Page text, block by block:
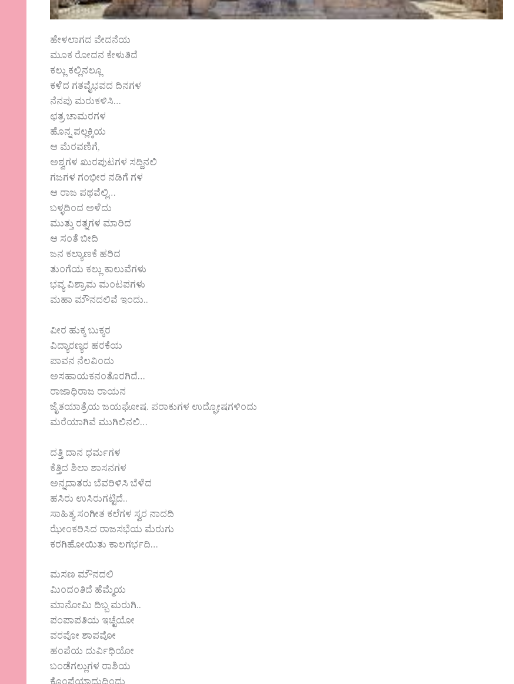
ಹೇಳಲಾಗದ ವೇದನೆಯ
ಮೂಕ ರೋದನ ಕೇಳುತಿದೆ
ಕಲ್ಲು ಕಲ್ಲಿನಲ್ಲೂ
ಕಳೆದ ಗತವೈಭವದ ದಿನಗಳ
ನೆನಪು ಮರುಕಳಿಸಿ…
ಛತ್ರ ಚಾಮರಗಳ
ಹೊನ್ನ ಪಲ್ಲಕ್ಕಿಯ
ಆ ಮೆರವಣಿಗೆ,
ಅಶ್ವಗಳ ಖುರಪುಟಗಳ ಸದ್ದಿನಲಿ
ಗಜಗಳ ಗಂಭೀರ ನಡಿಗೆ ಗಳ
ಆ ರಾಜ ಪಥವೆಲ್ಲಿ…
ಬಳ್ಳದಿಂದ ಅಳೆದು
ಮುತ್ತು ರತ್ನಗಳ ಮಾರಿದ
ಆ ಸಂತೆ ಬೀದಿ
ಜನ ಕಲ್ಯಾಣಕೆ ಹರಿದ
ತುಂಗೆಯ ಕಲ್ಲು ಕಾಲುವೆಗಳು
ಭವ್ಯ ವಿಶ್ರಾಮ ಮಂಟಪಗಳು
ಮಹಾ ಮೌನದಲಿವೆ ಇಂದು..
ವೀರ ಹುಕ್ಕ ಬುಕ್ಕರ
ವಿದ್ಯಾರಣ್ಯರ ಹರಕೆಯ
ಪಾವನ ನೆಲವಿಂದು
ಅಸಹಾಯಕನಂತೊರಗಿದೆ…
ರಾಜಾಧಿರಾಜ ರಾಯನ
ಜೈತಯಾತ್ರೆಯ ಜಯಘೋಷ. ಪರಾಕುಗಳ ಉದ್ಘೋಷಗಳಿಂದು
ಮರೆಯಾಗಿವೆ ಮುಗಿಲಿನಲಿ…
ದತ್ತಿ ದಾನ ಧರ್ಮಗಳ
ಕೆತ್ತಿದ ಶಿಲಾ ಶಾಸನಗಳ
ಅನ್ನದಾತರು ಬೆವರಿಳಿಸಿ ಬೆಳೆದ
ಹಸಿರು ಉಸಿರುಗಟ್ಟಿದೆ..
ಸಾಹಿತ್ಯ ಸಂಗೀತ ಕಲೆಗಳ ಸ್ವರ ನಾದದಿ
ಝೇಂಕರಿಸಿದ ರಾಜಸಭೆಯ ಮೆರುಗು
ಕರಗಿಹೋಯಿತು ಕಾಲಗರ್ಭದಿ…
ಮಸಣ ಮೌನದಲಿ
ಮಿಂದಂತಿದೆ ಹೆಮ್ಮೆಯ
ಮಾನೋಮಿ ದಿಬ್ಬ ಮರುಗಿ..
ಪಂಪಾಪತಿಯ ಇಚ್ಛೆಯೋ
ವರವೋ ಶಾಪವೋ
ಹಂಪೆಯ ದುರ್ವಿಧಿಯೋ
ಬಂಡೆಗಲ್ಲುಗಳ ರಾಶಿಯ